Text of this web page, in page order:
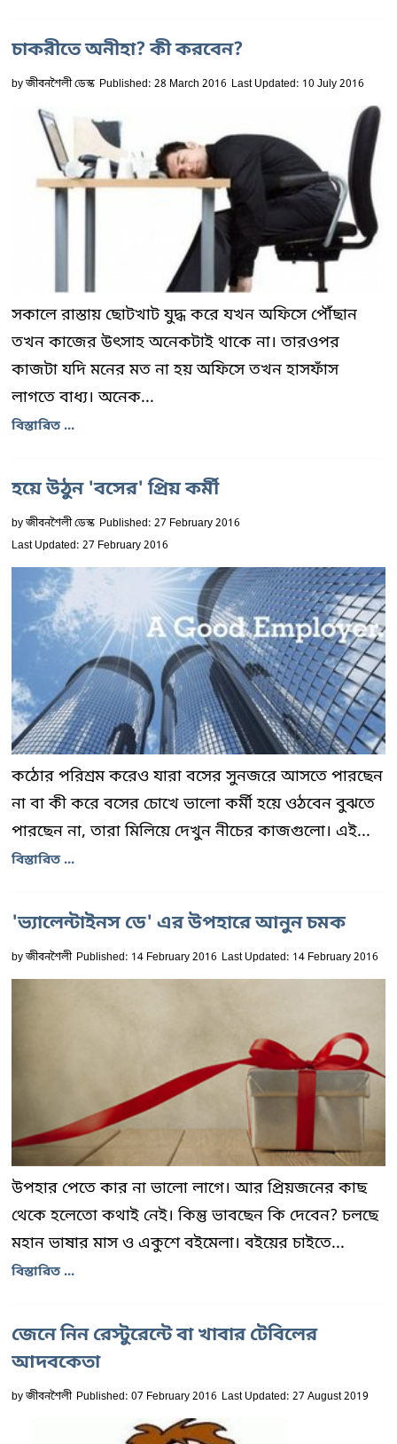
চাকরীতে অনীহা? কী করবেন?
byজীবনশৈলী ডেস্ক Published: 28 March 2016 Last Updated: 10 July 2016
সকালে রাস্তায় ছোটখাট যুদ্ধ করে যখন অফিসে পৌঁছান
তখন কাজের উৎসাহ অনেকটাই থাকে না। তারওপর
কাজটা যদি মনের মত না হয় অফিসে তখন হাসফাঁস
লাগতে বাধ্য। অনেক...
বিস্তারিত ...
হয়ে উঠুন 'বসের' প্রিয় কর্মী
byজীবনশৈলী ডেস্ক Published: 27 February 2016
Last Updated: 27 February 2016
কঠোর পরিশ্রম করেও যারা বসের সুনজরে আসতে পারছেন
না বা কী করে বসের চোখে ভালো কর্মী হয়ে ওঠবেন বুঝতে
পারছেন না, তারা মিলিয়ে দেখুন নীচের কাজগুলো। এই...
বিস্তারিত ...
'ভ্যালেন্টাইনস ডে' এর উপহারে আনুন চমক
byজীবনশৈলী Published: 14 February 2016 Last Updated: 14 February 2016
উপহার পেতে কার না ভালো লাগে। আর প্রিয়জনের কাছ
থেকে হলেতো কথাই নেই। কিন্তু ভাবছেন কি দেবেন? চলছে
মহান ভাষার মাস ও একুশে বইমেলা। বইয়ের চাইতে...
বিস্তারিত ...
জেনে নিন রেস্টুরেন্টে বা খাবার টেবিলের
আদবকেতা
byজীবনশৈলী Published: 07 February 2016 Last Updated: 27 August 2019